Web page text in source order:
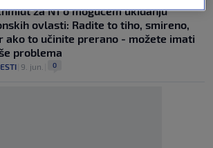
za N1 o mogućem ukidanju
ovlasti: Radite to tiho, smireno,
ako to učinite prerano - možete imati
problema
9. jun. 0